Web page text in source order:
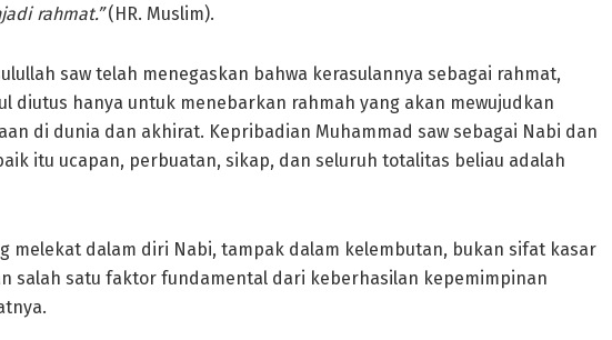
rahmat.”(HR. Muslim).
saw telah menegaskan bahwa kerasulannya sebagai rahmat,
diutus hanya untuk menebarkan rahmah yang akan mewujudkan
di dunia dan akhirat. Kepribadian Muhammad saw sebagai Nabi dan
itu ucapan, perbuatan, sikap, dan seluruh totalitas beliau adalah
melekat dalam diri Nabi, tampak dalam kelembutan, bukan sifat kasar
salah satu faktor fundamental dari keberhasilan kepemimpinan